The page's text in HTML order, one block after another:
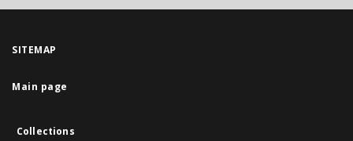
SITEMAP
Main page
Collections